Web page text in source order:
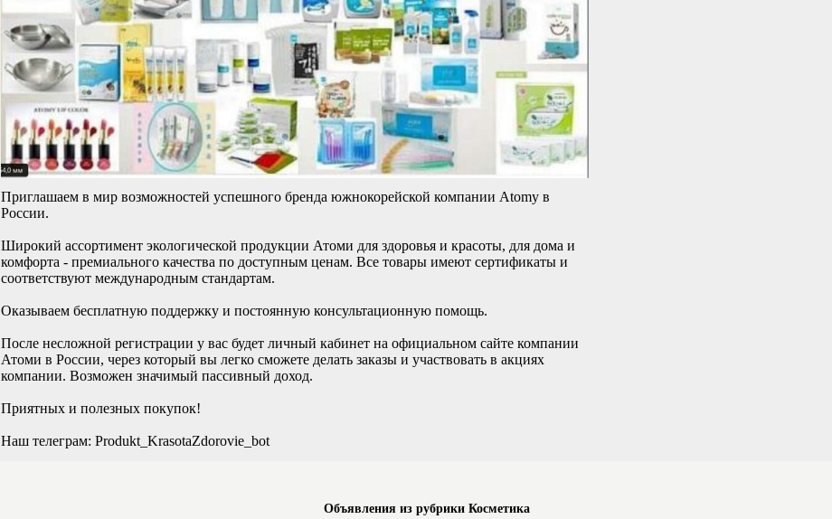
Приглашаем в мир возможностей успешного бренда южнокорейской компании Atomy в
России.
Широкий ассортимент экологической продукции Атоми для здоровья и красоты, для дома и
комфорта - премиального качества по доступным ценам. Все товары имеют сертификаты и
соответствуют международным стандартам.
Оказываем бесплатную поддержку и постоянную консультационную помощь.
После несложной регистрации у вас будет личный кабинет на официальном сайте компании
Атоми в России, через который вы легко сможете делать заказы и участвовать в акциях
компании. Возможен значимый пассивный доход.
Приятных и полезных покупок!
Наш телеграм: Produkt_KrasotaZdorovie_bot
Объявления из рубрики Косметика